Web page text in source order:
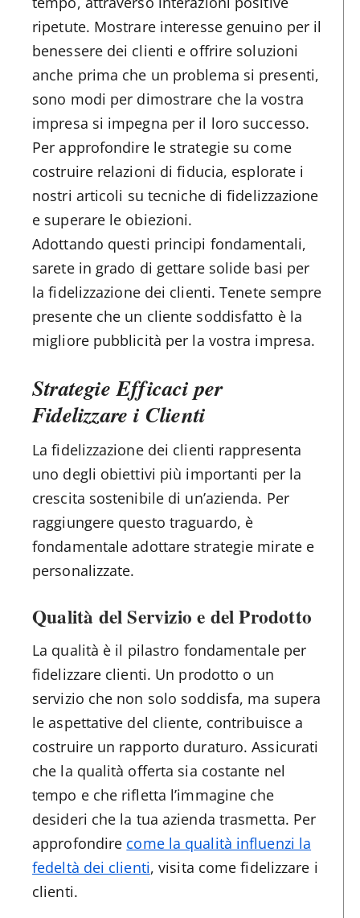
ripetute. Mostrare interesse genuino per il
benessere dei clienti e offrire soluzioni
anche prima che un problema si presenti,
sono modi per dimostrare che la vostra
impresa si impegna per il loro successo.
Per approfondire le strategie su come
costruire relazioni di fiducia, esplorate i
nostri articoli su tecniche di fidelizzazione
e superare le obiezioni.
Adottando questi principi fondamentali,
sarete in grado di gettare solide basi per
la fidelizzazione dei clienti. Tenete sempre
presente che un cliente soddisfatto è la
migliore pubblicità per la vostra impresa.
Strategie Efficaci per
Fidelizzare i Clienti
La fidelizzazione dei clienti rappresenta
uno degli obiettivi più importanti per la
crescita sostenibile di un’azienda. Per
raggiungere questo traguardo, è
fondamentale adottare strategie mirate e
personalizzate.
Qualità del Servizio e del Prodotto
La qualità è il pilastro fondamentale per
fidelizzare clienti. Un prodotto o un
servizio che non solo soddisfa, ma supera
le aspettative del cliente, contribuisce a
costruire un rapporto duraturo. Assicurati
che la qualità offerta sia costante nel
tempo e che rifletta l’immagine che
desideri che la tua azienda trasmetta. Per
approfondire come la qualità influenzi la
fedeltà dei clienti, visita come fidelizzare i
clienti.